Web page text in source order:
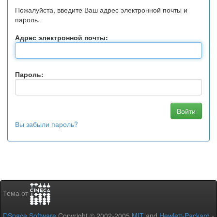
Пожалуйста, введите Ваш адрес электронной почты и
пароль.
Адрес электронной почты:
Пароль:
Вы забыли пароль?
Тема от